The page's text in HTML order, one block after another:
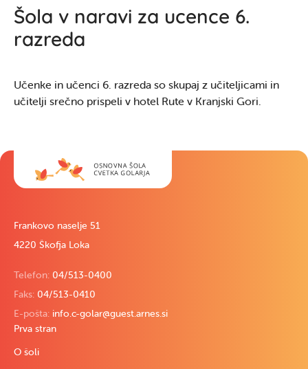
Šola v naravi za ucence 6.
razreda
Učenke in učenci 6. razreda so skupaj z učiteljicami in
učitelji srečno prispeli v hotel Rute v Kranjski Gori.
Frankovo naselje 51
4220 Škofja Loka
Telefon: 04/513-0400
Faks: 04/513-0410
E-pošta: info.c-golar@guest.arnes.si
Prva stran
O šoli